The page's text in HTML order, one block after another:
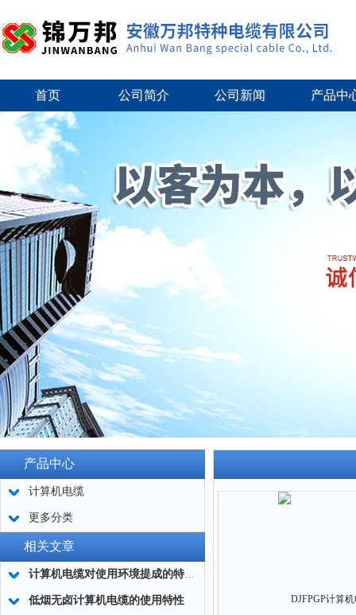
首页 公司简介 公司新闻 产品中
产品中心
计算机电缆
更多分类
相关文章
计算机电缆对使用环境提成的特殊要求
​低烟无卤计算机电缆的使用特性